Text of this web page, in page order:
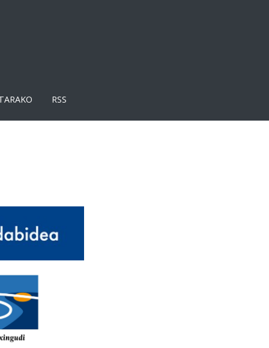
RSS